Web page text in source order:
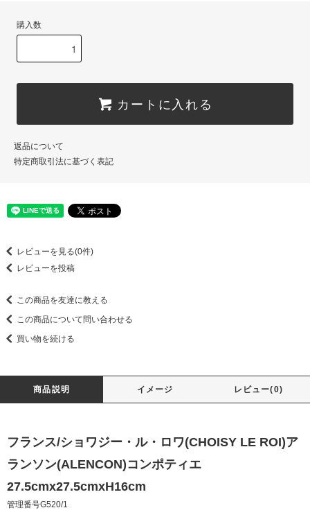
購入数
カートに入れる
返品について
特定商取引法に基づく表記
レビューを見る(0件)
レビューを投稿
この商品を友達に教える
この商品について問い合わせる
買い物を続ける
商品説明 イメージ レビュー(0)
フランス/ショワジー・ル・ロワ(CHOISY LE ROI)ア
ランソン(ALENCON)コンポティエ
27.5cmx27.5cmxH16cm
管理番号G520/1